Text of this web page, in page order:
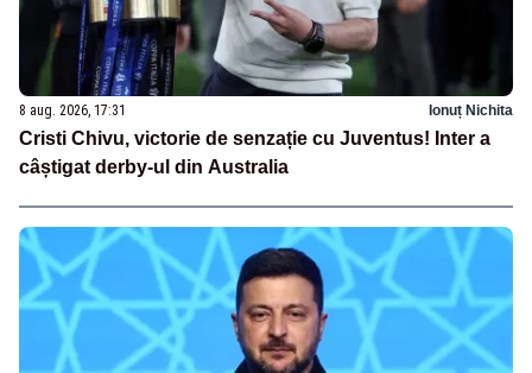
8 aug. 2026, 17:31 Ionuț Nichita
Cristi Chivu, victorie de senzație cu Juventus! Inter a
câștigat derby-ul din Australia